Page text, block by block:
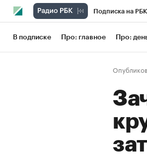
Подписка на РБК
Школа
Рынок
В подписке Про: главное Про: